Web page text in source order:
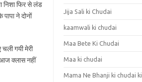
निशा फिर से लंड
ने दोनों
गयी मेरी
क्लास नहीं
Jija Sali ki Chudai
kaamwali ki chudai
Maa Bete Ki Chudai
Maa ki chudai
Mama Ne Bhanji ki chudai ki